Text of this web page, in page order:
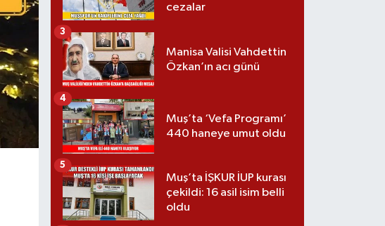
cezalar
Manisa Valisi Vahdettin
Özkan’ın acı günü
3
Muş’ta ‘Vefa Programı’
440 haneye umut oldu
4
Muş’ta İŞKUR İUP kurası
çekildi: 16 asil isim belli
oldu
5